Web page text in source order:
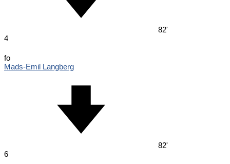
82'
4
fo
Mads-Emil Langberg
82'
6